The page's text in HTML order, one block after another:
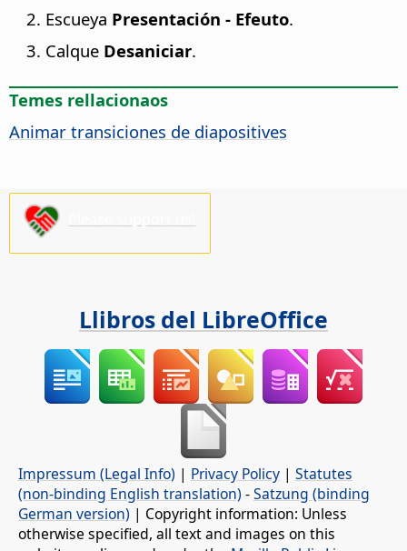
Escueya Presentación - Efeuto.
Calque Desaniciar.
Temes rellacionaos
Animar transiciones de diapositives
Llibros del LibreOffice
Impressum (Legal Info) | Privacy Policy | Statutes
(non-binding English translation) -Satzung (binding
German version) | Copyright information: Unless
otherwise specified, all text and images on this